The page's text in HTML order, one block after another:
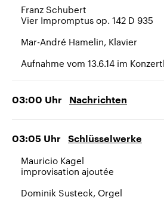
Franz Schubert
Vier Impromptus op. 142 D 935
Mar-André Hamelin, Klavier
Aufnahme vom 13.6.14 im
03:00 Uhr Nachrichten
03:05 Uhr Schlüsselwerke
Mauricio Kagel
improvisation ajoutée
Dominik Susteck, Orgel